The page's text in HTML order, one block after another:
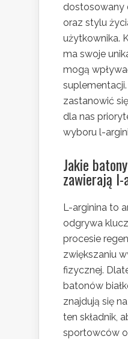
dostosowany
oraz stylu
użytkownika.
ma swoje
mogą
zastanowić
dla nas
wyboru l-
Jakie
zawierają
L-arginina to
odgrywa
procesie
zwiększaniu
fizycznej.
batonów
znajdują się
ten składnik,
sportowców